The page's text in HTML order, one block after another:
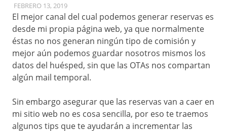
Sitios
Web
Hoteleros,
Manager
FEBRERO 13, 2019ADMIN
UNCATEGORIZED
El mejor canal del cual podemos generar reservas es
desde mi propia página web, ya que normalmente
éstas no nos generan ningún tipo de comisión y
mejor aún podemos guardar nosotros mismos los
datos del huésped, sin que las OTAs nos compartan
algún mail temporal.
Sin embargo asegurar que las reservas van a caer en
mi sitio web no es cosa sencilla, por eso te traemos
algunos tips que te ayudarán a incrementar las